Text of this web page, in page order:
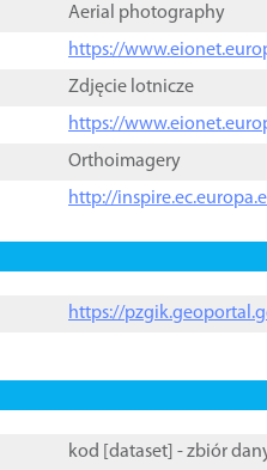
Aerial photography
https://
Zdjęcie lotnicze
https://
Orthoimagery
http://
https://
kod [ dataset ] - zbiór